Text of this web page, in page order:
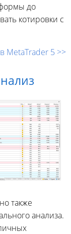
до
котировки с
MetaTrader 5 >>
также
анализа.